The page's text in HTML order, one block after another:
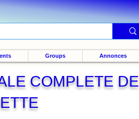
Groups Annonces
COMPLETE DE